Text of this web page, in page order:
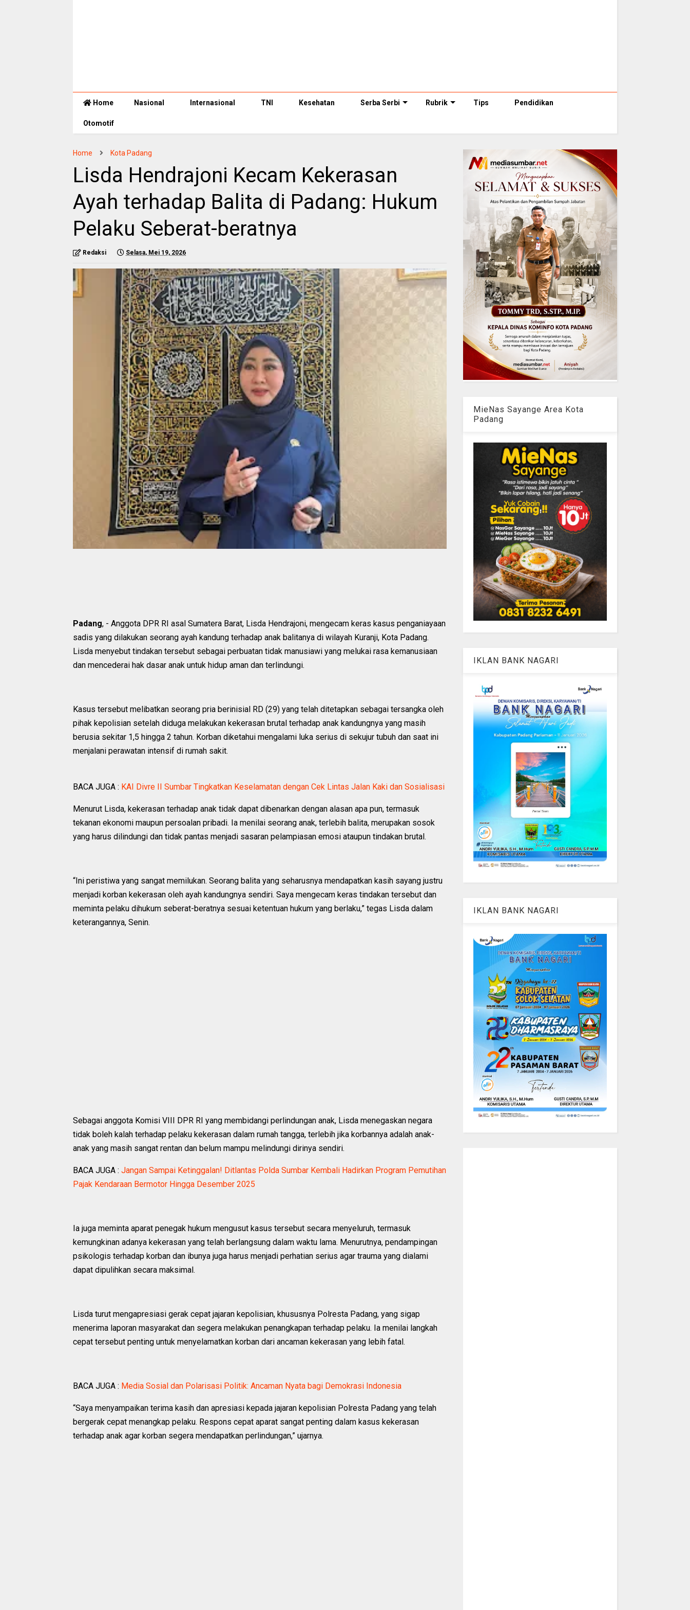
Home Nasional Internasional TNI Kesehatan Serba Serbi Rubrik Tips Pendidikan
Otomotif
Home Kota Padang
Lisda Hendrajoni Kecam Kekerasan
Ayah terhadap Balita di Padang: Hukum
Pelaku Seberat-beratnya
Redaksi Selasa, Mei 19, 2026
Padang, - Anggota DPR RI asal Sumatera Barat, Lisda Hendrajoni, mengecam keras kasus penganiayaan
sadis yang dilakukan seorang ayah kandung terhadap anak balitanya di wilayah Kuranji, Kota Padang.
Lisda menyebut tindakan tersebut sebagai perbuatan tidak manusiawi yang melukai rasa kemanusiaan
dan mencederai hak dasar anak untuk hidup aman dan terlindungi.
Kasus tersebut melibatkan seorang pria berinisial RD (29) yang telah ditetapkan sebagai tersangka oleh
pihak kepolisian setelah diduga melakukan kekerasan brutal terhadap anak kandungnya yang masih
berusia sekitar 1,5 hingga 2 tahun. Korban diketahui mengalami luka serius di sekujur tubuh dan saat ini
menjalani perawatan intensif di rumah sakit.
BACA JUGA : KAI Divre II Sumbar Tingkatkan Keselamatan dengan Cek Lintas Jalan Kaki dan Sosialisasi
Menurut Lisda, kekerasan terhadap anak tidak dapat dibenarkan dengan alasan apa pun, termasuk
tekanan ekonomi maupun persoalan pribadi. Ia menilai seorang anak, terlebih balita, merupakan sosok
yang harus dilindungi dan tidak pantas menjadi sasaran pelampiasan emosi ataupun tindakan brutal.
“Ini peristiwa yang sangat memilukan. Seorang balita yang seharusnya mendapatkan kasih sayang justru
menjadi korban kekerasan oleh ayah kandungnya sendiri. Saya mengecam keras tindakan tersebut dan
meminta pelaku dihukum seberat-beratnya sesuai ketentuan hukum yang berlaku,” tegas Lisda dalam
keterangannya, Senin.
Sebagai anggota Komisi VIII DPR RI yang membidangi perlindungan anak, Lisda menegaskan negara
tidak boleh kalah terhadap pelaku kekerasan dalam rumah tangga, terlebih jika korbannya adalah anak-
anak yang masih sangat rentan dan belum mampu melindungi dirinya sendiri.
BACA JUGA : Jangan Sampai Ketinggalan! Ditlantas Polda Sumbar Kembali Hadirkan Program Pemutihan
Pajak Kendaraan Bermotor Hingga Desember 2025
Ia juga meminta aparat penegak hukum mengusut kasus tersebut secara menyeluruh, termasuk
kemungkinan adanya kekerasan yang telah berlangsung dalam waktu lama. Menurutnya, pendampingan
psikologis terhadap korban dan ibunya juga harus menjadi perhatian serius agar trauma yang dialami
dapat dipulihkan secara maksimal.
Lisda turut mengapresiasi gerak cepat jajaran kepolisian, khususnya Polresta Padang, yang sigap
menerima laporan masyarakat dan segera melakukan penangkapan terhadap pelaku. Ia menilai langkah
cepat tersebut penting untuk menyelamatkan korban dari ancaman kekerasan yang lebih fatal.
BACA JUGA : Media Sosial dan Polarisasi Politik: Ancaman Nyata bagi Demokrasi Indonesia
“Saya menyampaikan terima kasih dan apresiasi kepada jajaran kepolisian Polresta Padang yang telah
bergerak cepat menangkap pelaku. Respons cepat aparat sangat penting dalam kasus kekerasan
terhadap anak agar korban segera mendapatkan perlindungan,” ujarnya.
MieNas Sayange Area Kota
Padang
IKLAN BANK NAGARI
IKLAN BANK NAGARI